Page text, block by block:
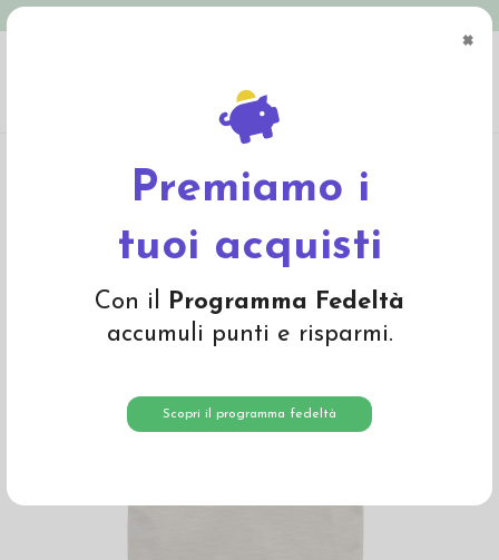
×
Premiamo i
tuoi acquisti
Con il Programma Fedeltà
accumuli punti e risparmi.
Scopri il programma fedeltà